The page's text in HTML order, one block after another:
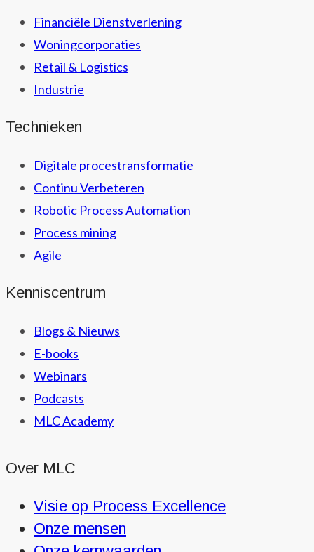
Financiële Dienstverlening
Woningcorporaties
Retail & Logistics
Industrie
Technieken
Digitale procestransformatie
Continu Verbeteren
Robotic Process Automation
Process mining
Agile
Kenniscentrum
Blogs & Nieuws
E-books
Webinars
Podcasts
MLC Academy
Over MLC
Visie op Process Excellence
Onze mensen